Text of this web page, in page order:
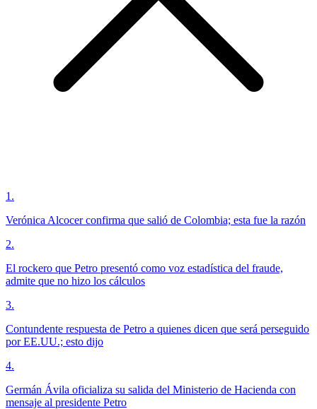
1 .
Verónica Alcocer confirma que salió de Colombia; esta fue la razón
2.
El rockero que Petro presentó como voz estadística del fraude,
admite que no hizo los cálculos
3.
Contundente respuesta de Petro a quienes dicen que será perseguido
por EE.UU.; esto dijo
4.
Germán Ávila oficializa su salida del Ministerio de Hacienda con
mensaje al presidente Petro